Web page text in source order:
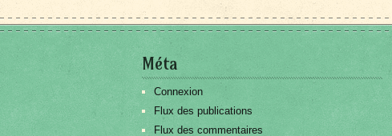
Méta
Connexion
Flux des publications
Flux des commentaires